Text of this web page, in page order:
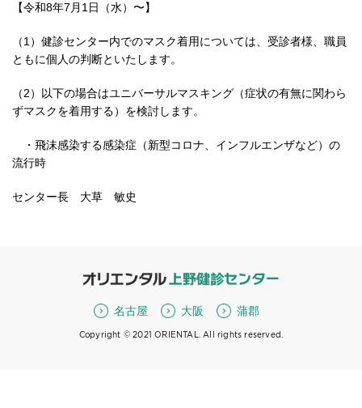
【令和8年7月1日（水）〜】
（1）健診センター内でのマスク着用については、受診者様、職員
ともに個人の判断といたします。
（2）以下の場合はユニバーサルマスキング（症状の有無に関わら
ずマスクを着用する）を検討します。
・飛沫感染する感染症（新型コロナ、インフルエンザなど）の
流行時
センター長 大草 敏史
名古屋 大阪 蒲郡
Copyright © 2021 ORIENTAL. All rights reserved.